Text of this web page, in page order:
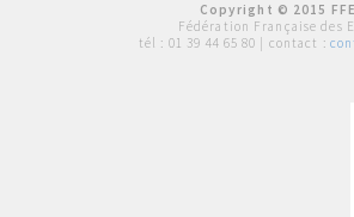
Copyright © 2015
Fédération Française des
tél : 01 39 44 65 80 | contact :